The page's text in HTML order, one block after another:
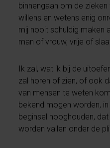
binnengaan om de
willens en wetens enig
mij nooit schuldig maken
man of vrouw, vrije of
Ik zal, wat ik bij de
zal horen of zien, of ook
van mensen te weten
bekend mogen worden,
beginsel hooghouden,
worden vallen onder de